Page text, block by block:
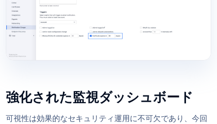
強化された監視ダッシュボード
可視性は効果的なセキュリティ運用に不可欠であり、今回